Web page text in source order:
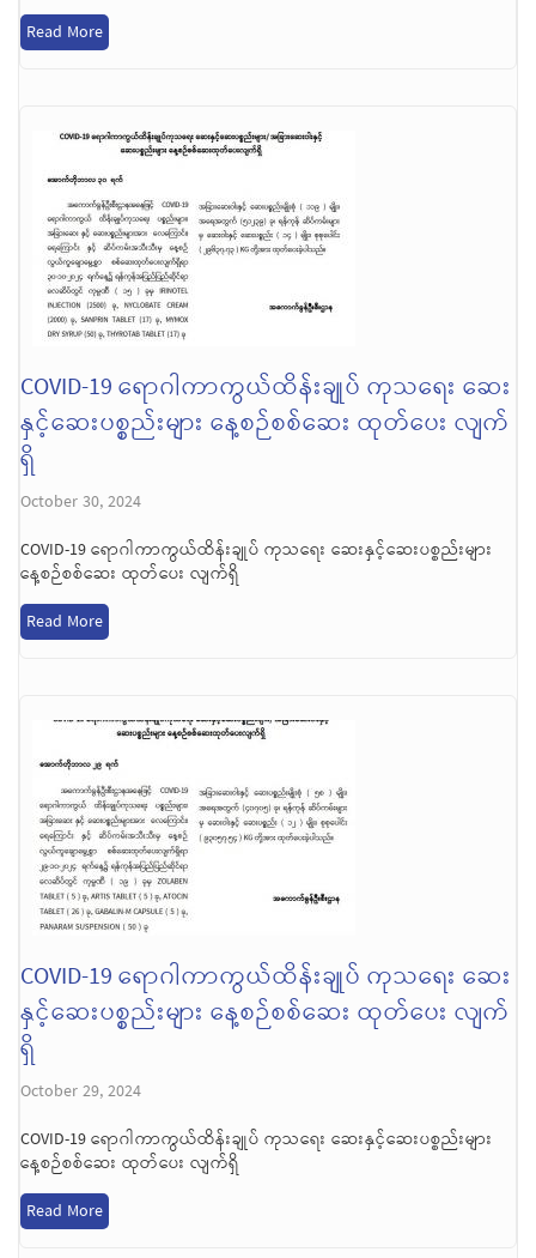
Read More
COVID-19 ရောဂါကာကွယ်ထိန်းချုပ် ကုသရေး ဆေး
နှင့်ဆေးပစ္စည်းများ နေ့စဉ်စစ်ဆေး ထုတ်ပေး လျက်
ရှိ
October 30, 2024
COVID-19 ရောဂါကာကွယ်ထိန်းချုပ် ကုသရေး ဆေးနှင့်ဆေးပစ္စည်းများ
နေ့စဉ်စစ်ဆေး ထုတ်ပေး လျက်ရှိ
Read More
COVID-19 ရောဂါကာကွယ်ထိန်းချုပ် ကုသရေး ဆေး
နှင့်ဆေးပစ္စည်းများ နေ့စဉ်စစ်ဆေး ထုတ်ပေး လျက်
ရှိ
October 29, 2024
COVID-19 ရောဂါကာကွယ်ထိန်းချုပ် ကုသရေး ဆေးနှင့်ဆေးပစ္စည်းများ
နေ့စဉ်စစ်ဆေး ထုတ်ပေး လျက်ရှိ
Read More